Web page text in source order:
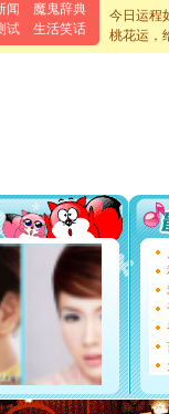
闻
魔鬼辞典
试
生活笑话
离。水晶
[元旦]当
[圣诞节]
你太多
要平安！
[圣诞节]
能正大
都要快乐
[圣诞节]
如意,快
[元旦]
看
断电。
你是我
[元旦]如
今日运程
桃花运，